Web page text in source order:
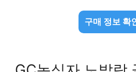
구매 정보 확